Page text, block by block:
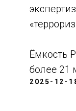
Ёмкость
более 21
2025-12-